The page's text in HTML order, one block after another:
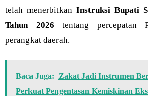
telah menerbitkan Instruksi Bupati
Tahun 2026 tentang percepatan
perangkat daerah.
Baca Juga: Zakat Jadi Instrumen
Perkuat Pengentasan Kemiskinan